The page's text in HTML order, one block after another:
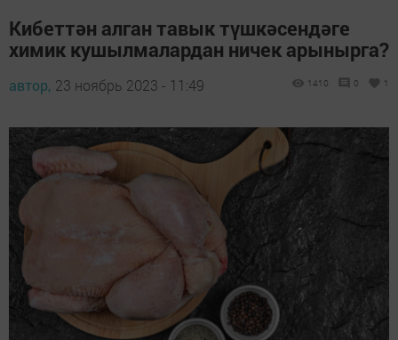
Кибеттән алган тавык түшкәсендәге
химик кушылмалардан ничек арынырга?
автор, 23 ноябрь 2023 - 11:49 1410 0 1